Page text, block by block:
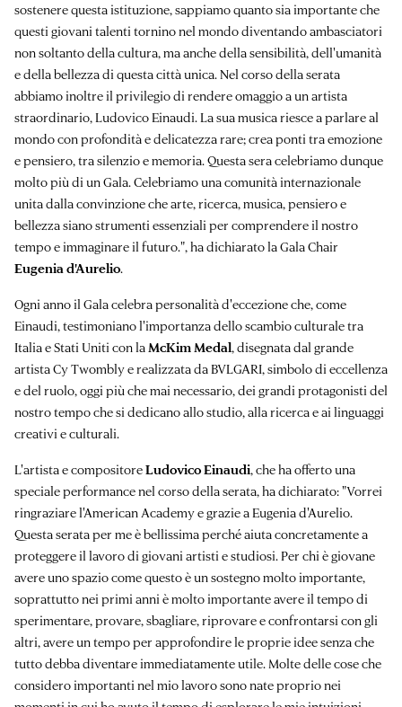
sostenere questa istituzione, sappiamo quanto sia importante che
questi giovani talenti tornino nel mondo diventando ambasciatori
non soltanto della cultura, ma anche della sensibilità, dell'umanità
e della bellezza di questa città unica. Nel corso della serata
abbiamo inoltre il privilegio di rendere omaggio a un artista
straordinario, Ludovico Einaudi. La sua musica riesce a parlare al
mondo con profondità e delicatezza rare; crea ponti tra emozione
e pensiero, tra silenzio e memoria. Questa sera celebriamo dunque
molto più di un Gala. Celebriamo una comunità internazionale
unita dalla convinzione che arte, ricerca, musica, pensiero e
bellezza siano strumenti essenziali per comprendere il nostro
tempo e immaginare il futuro.", ha dichiarato la Gala Chair
Eugenia d'Aurelio.
Ogni anno il Gala celebra personalità d'eccezione che, come
Einaudi, testimoniano l'importanza dello scambio culturale tra
Italia e Stati Uniti con laMcKim Medal, disegnata dal grande
artista Cy Twombly e realizzata da BVLGARI, simbolo di eccellenza
e del ruolo, oggi più che mai necessario, dei grandi protagonisti del
nostro tempo che si dedicano allo studio, alla ricerca e ai linguaggi
creativi e culturali.
L'artista e compositoreLudovico Einaudi, che ha offerto una
speciale performance nel corso della serata, ha dichiarato: "Vorrei
ringraziare l'American Academy e grazie a Eugenia d'Aurelio.
Questa serata per me è bellissima perché aiuta concretamente a
proteggere il lavoro di giovani artisti e studiosi. Per chi è giovane
avere uno spazio come questo è un sostegno molto importante,
soprattutto nei primi anni è molto importante avere il tempo di
sperimentare, provare, sbagliare, riprovare e confrontarsi con gli
altri, avere un tempo per approfondire le proprie idee senza che
tutto debba diventare immediatamente utile. Molte delle cose che
considero importanti nel mio lavoro sono nate proprio nei